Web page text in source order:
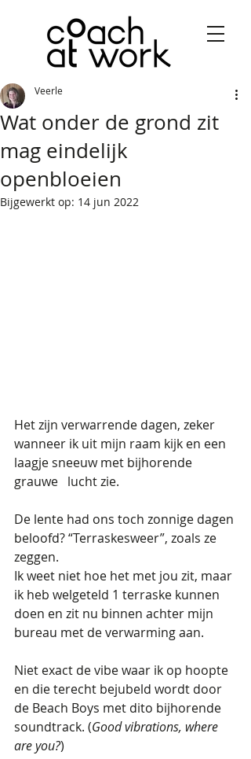
Wat onder de grond zit
mag eindelijk
openbloeien
Veerle
Bijgewerkt op: 14 jun 2022
Het zijn verwarrende dagen, zeker
wanneer ik uit mijn raam kijk en een
laagje sneeuw met bijhorende
grauwe   lucht zie.
De lente had ons toch zonnige dagen
beloofd? “Terraskesweer”, zoals ze
zeggen.
Ik weet niet hoe het met jou zit, maar
ik heb welgeteld 1 terraske kunnen
doen en zit nu binnen achter mijn
bureau met de verwarming aan.
Niet exact de vibe waar ik op hoopte
en die terecht bejubeld wordt door
de Beach Boys met dito bijhorende
soundtrack. (Good vibrations, where
are you?)